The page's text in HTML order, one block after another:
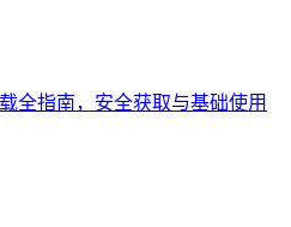
全指南，安全获取与基础使用